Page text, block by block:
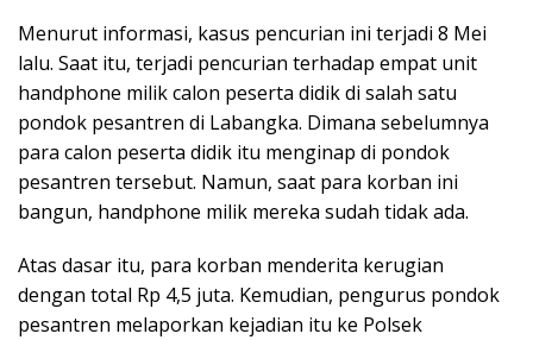
Menurut informasi, kasus pencurian ini terjadi 8 Mei
lalu. Saat itu, terjadi pencurian terhadap empat unit
handphone milik calon peserta didik di salah satu
pondok pesantren di Labangka. Dimana sebelumnya
para calon peserta didik itu menginap di pondok
pesantren tersebut. Namun, saat para korban ini
bangun, handphone milik mereka sudah tidak ada.
Atas dasar itu, para korban menderita kerugian
dengan total Rp 4,5 juta. Kemudian, pengurus pondok
pesantren melaporkan kejadian itu ke Polsek